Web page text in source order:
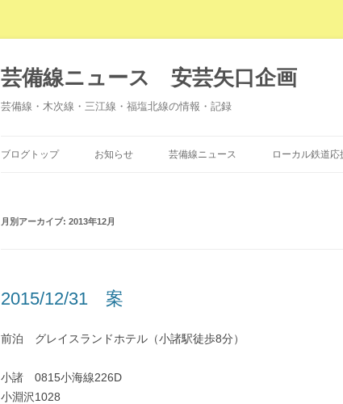
芸備線ニュース 安芸矢口企画
芸備線・木次線・三江線・福塩北線の情報・記録
ブログトップ お知らせ 芸備線ニュース ローカル鉄道応
月別アーカイブ: 2013年12月
2015/12/31 案
前泊 グレイスランドホテル（小諸駅徒歩8分）
小諸 0815小海線226D
小淵沢1028